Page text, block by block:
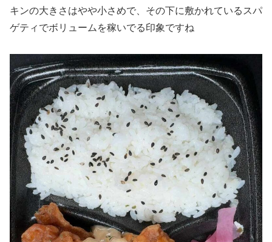
キンの大きさはやや小さめで、その下に敷かれているスパ
ゲティでボリュームを稼いでる印象ですね